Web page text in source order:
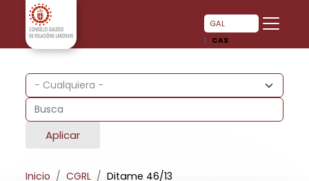
Pasar al contenido principal
GAL
CAS
Aplicar
Inicio CGRL Ditame 46/13